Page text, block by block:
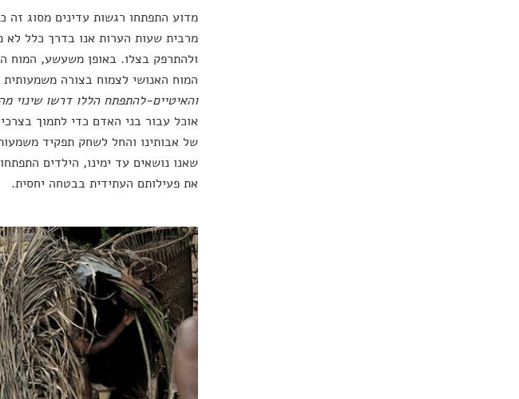
מדוע התפתחו רגשות עדינים מסוג זה
מרבית שעות הערות אנו בדרך כלל לא
המוח האנושי לצמוח בצורה
והאיטיים-להתפתח הללו דרשו שינוי
אוכל עבור בני האדם כדי לתמוך
של אבותינו והחל לשחק תפקיד
שאנו נושאים עד ימינו, הילדים
את פעילותם העתידית בבטחה יחסית.